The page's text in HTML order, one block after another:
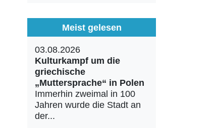
Meist gelesen
03.08.2026
Kulturkampf um die
griechische
„Muttersprache“ in Polen
Immerhin zweimal in 100
Jahren wurde die Stadt an
der...